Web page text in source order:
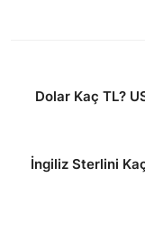
Dolar Kaç TL?
İngiliz Sterlini